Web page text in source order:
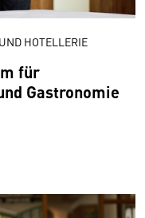
HOTELLERIE
für
Gastronomie